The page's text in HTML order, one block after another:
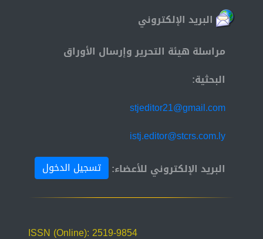
البريد الإلكتروني
مراسلة هيئة التحرير وإرسال الأوراق
البحثية:
stjeditor21@gmail.com
istj.editor@stcrs.com.ly
البريد الإلكتروني للأعضاء:
تسجيل الدخول
ISSN (Online): 2519-9854